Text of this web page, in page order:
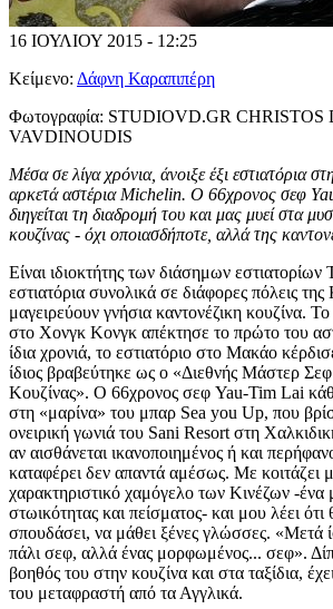
16 ΙΟΥΛΙΟΥ 2015 - 12:25
Κείμενο: Δάφνη Καραπιπέρη
Φωτογραφία: STUDIOVD.GR
VAVDINOUDIS
Μέσα σε λίγα χρόνια, άνοιξε έξι εστιατόρια
αρκετά αστέρια Michelin. Ο 66χρονος σεφ
διηγείται τη διαδρομή του και μας μυεί στα
κουζίνας - όχι οποιασδήποτε, αλλά της
Είναι ιδιοκτήτης των διάσημων εστιατορίων
εστιατόρια συνολικά σε διάφορες πόλεις
μαγειρεύουν γνήσια καντονέζικη κουζίνα.
στο Χονγκ Κονγκ απέκτησε το πρώτο του
ίδια χρονιά, το εστιατόριο στο Μακάο
ίδιος βραβεύτηκε ως ο «Διεθνής Μάστερ Σεφ
Κουζίνας». Ο 66χρονος σεφ Yau-Tim Lai
στη «μαρίνα» του μπαρ Sea you Up, που
ονειρική γωνιά του Sani Resort στη
αν αισθάνεται ικανοποιημένος ή και
καταφέρει δεν απαντά αμέσως. Με κοιτάζει
χαρακτηριστικό χαμόγελο των Κινέζων -ένα
στωικότητας και πείσματος- και μου λέει
σπουδάσει, να μάθει ξένες γλώσσες. «Μετά
πάλι σεφ, αλλά ένας μορφωμένος... σεφ».
βοηθός του στην κουζίνα και στα ταξίδια,
του μεταφραστή από τα Αγγλικά.